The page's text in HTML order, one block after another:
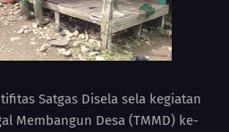
Satgas Disela sela kegiatan
Membangun Desa (TMMD) ke-